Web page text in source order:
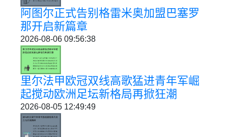
阿图尔正式告别格雷米奥加盟巴塞罗
那开启新篇章
2026-08-06 09:56:38
里尔法甲欧冠双线高歌猛进青年军崛
起搅动欧洲足坛新格局再掀狂潮
2026-08-05 12:49:49